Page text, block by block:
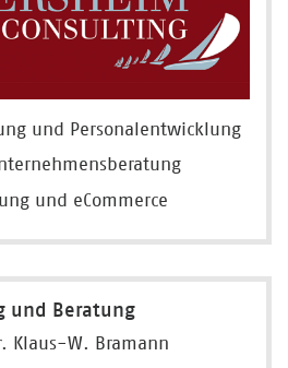
und Personalentwicklung
und eCommerce
und Beratung
Klaus-W. Bramann